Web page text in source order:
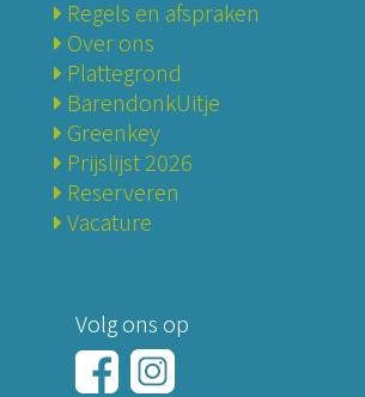
Regels en afspraken
Over ons
Plattegrond
BarendonkUitje
Greenkey
Prijslijst 2026
Reserveren
Vacature
Volg ons op